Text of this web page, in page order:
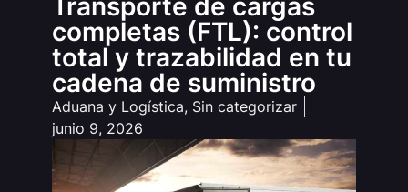
Transporte de cargas
completas (FTL): control
total y trazabilidad en tu
cadena de suministro
Aduana y Logística, Sin categorizar
junio 9, 2026